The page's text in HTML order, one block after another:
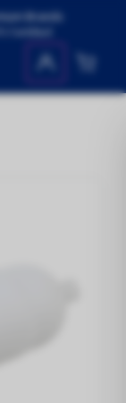
Brands
Certified